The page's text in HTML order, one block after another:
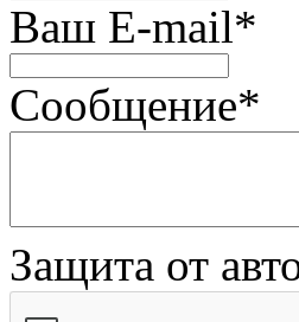
Ваш E-mail*
Сообщение*
Защита от